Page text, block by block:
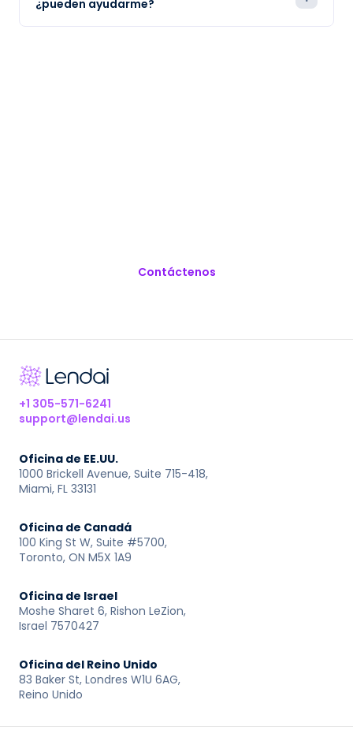
¿pueden ayudarme?
Contáctenos
+1 305-571-6241
support@lendai.us
Oficina de EE.UU.
1000 Brickell Avenue, Suite 715-418,
Miami, FL 33131
Oficina de Canadá
100 King St W, Suite #5700,
Toronto, ON M5X 1A9
Oficina de Israel
Moshe Sharet 6, Rishon LeZion,
Israel 7570427
Oficina del Reino Unido
83 Baker St, Londres W1U 6AG,
Reino Unido